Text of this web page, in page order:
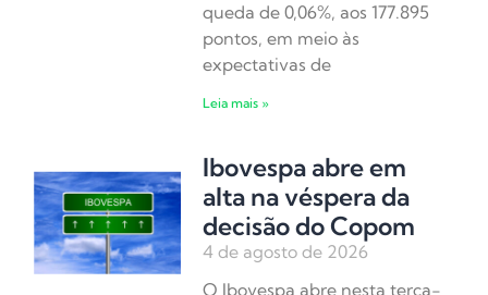
queda de 0,06%, aos 177.895
pontos, em meio às
expectativas de
Leia mais »
Ibovespa abre em
alta na véspera da
decisão do Copom
4 de agosto de 2026
O Ibovespa abre nesta terça-